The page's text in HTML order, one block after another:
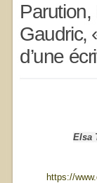
Gaudric,
d’une
Elsa
https://